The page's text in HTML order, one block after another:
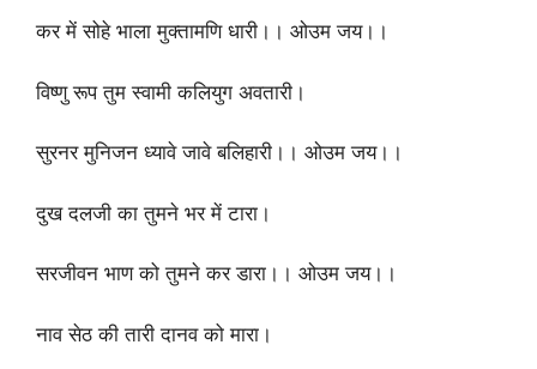
कर में सोहे भाला मुक्तामणि धारी।। ओउम जय।।
विष्णु रूप तुम स्वामी कलियुग अवतारी।
सुरनर मुनिजन ध्यावे जावे बलिहारी।। ओउम जय।।
दुख दलजी का तुमने भर में टारा।
सरजीवन भाण को तुमने कर डारा।। ओउम जय।।
नाव सेठ की तारी दानव को मारा।